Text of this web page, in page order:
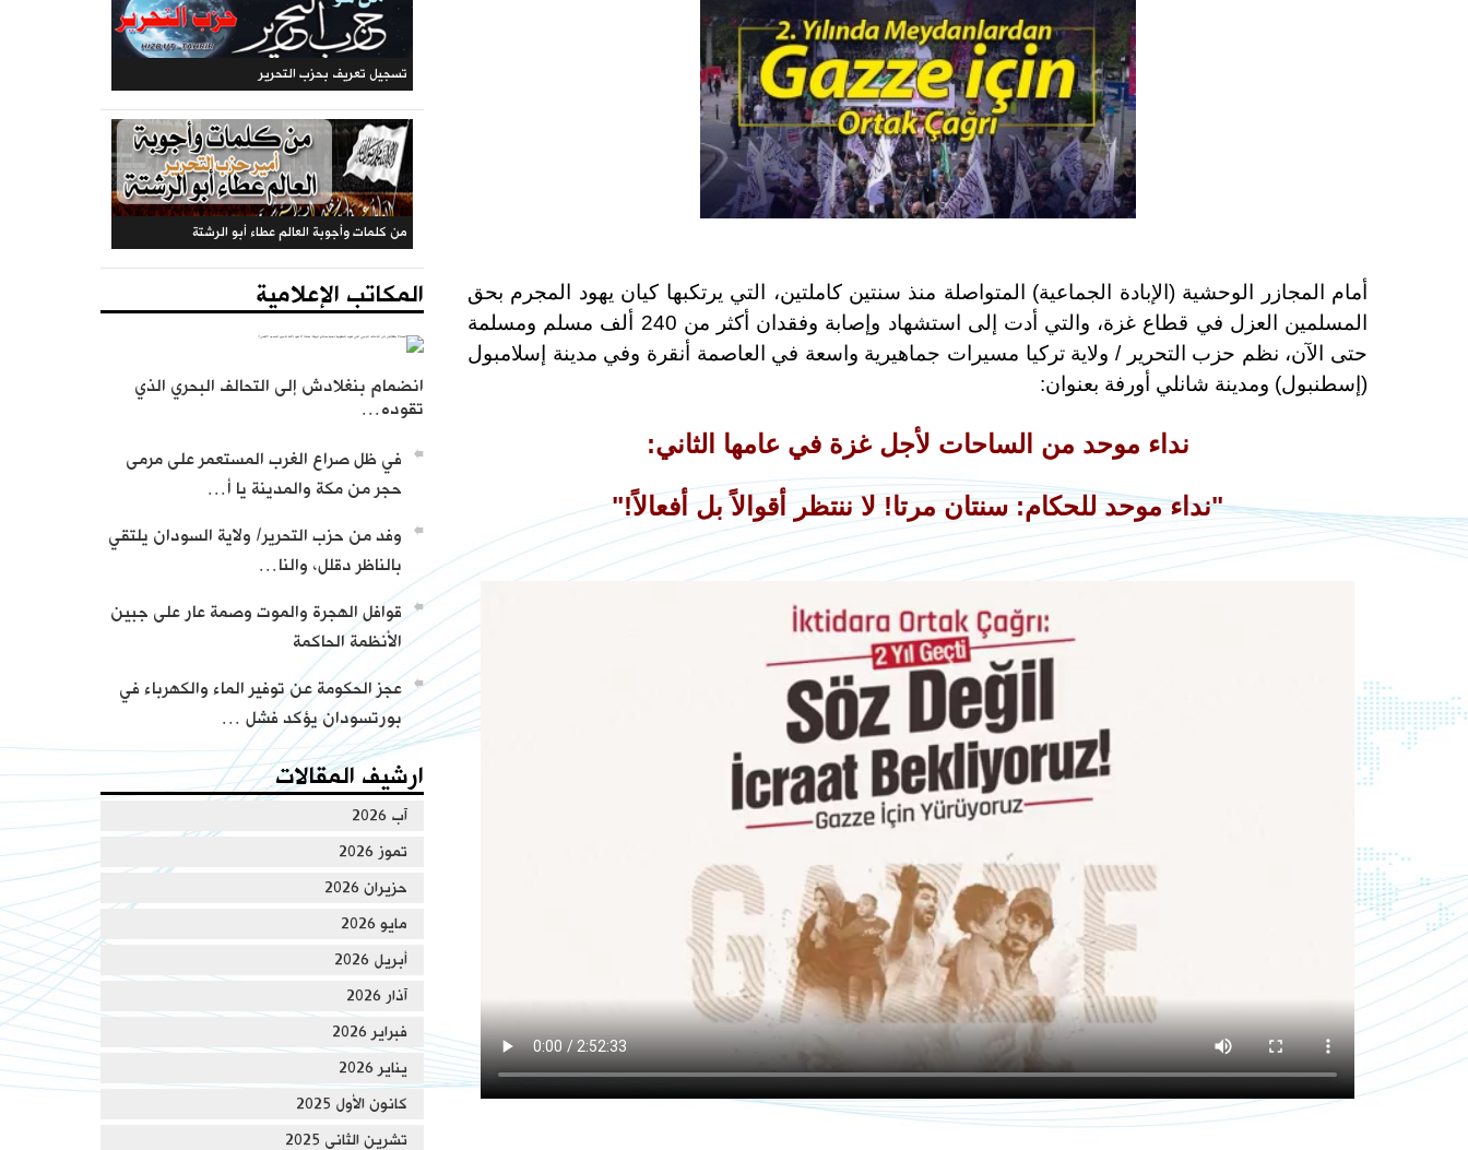
أمام المجازر الوحشية (الإبادة الجماعية) المتواصلة منذ سنتين كاملتين، التي يرتكبها كيان يهود المجرم بحق
المسلمين العزل في قطاع غزة، والتي أدت إلى استشهاد وإصابة وفقدان أكثر من 240 ألف مسلم ومسلمة
حتى الآن، نظم حزب التحرير / ولاية تركيا مسيرات جماهيرية واسعة في العاصمة أنقرة وفي مدينة إسلامبول
(إسطنبول) ومدينة شانلي أورفة بعنوان:
نداء موحد من الساحات لأجل غزة في عامها الثاني:
"نداء موحد للحكام: سنتان مرتا! لا ننتظر أقوالاً بل أفعالاً!"
المكتب المركزي: جريدة الراية (متجددة)
تسجيل تعريف بحزب التحرير
من كلمات وأجوبة العالم عطاء أبو الرشتة
المكاتب الإعلامية
انضمام بنغلادش إلى التحالف البحري الذي
تقوده…
في ظل صراع الغرب المستعمر على مرمى
حجر من مكة والمدينة يا أ…
وفد من حزب التحرير/ ولاية السودان يلتقي
بالناظر دقلل، والنا…
قوافل الهجرة والموت وصمة عار على جبين
الأنظمة الحاكمة
عجز الحكومة عن توفير الماء والكهرباء في
بورتسودان يؤكد فشل …
ارشيف المقالات
آب 2026
تموز 2026
حزيران 2026
مايو 2026
أبريل 2026
آذار 2026
فبراير 2026
يناير 2026
كانون الأول 2025
تشرين الثاني 2025